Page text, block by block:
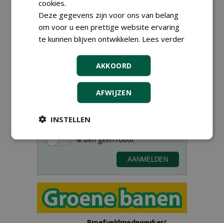
Meld je aan voor onze digitale
nieuwsbrief.
cookies.
Deze gegevens zijn voor ons van belang
om voor u een prettige website ervaring
te kunnen blijven ontwikkelen. Lees verder
AKKOORD
AFWIJZEN
INSTELLEN